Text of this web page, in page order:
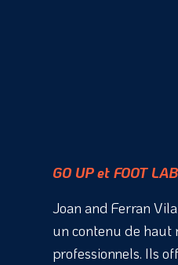
GO UP et FOOT
Joan and Ferran
un contenu de haut
professionnels. Ils